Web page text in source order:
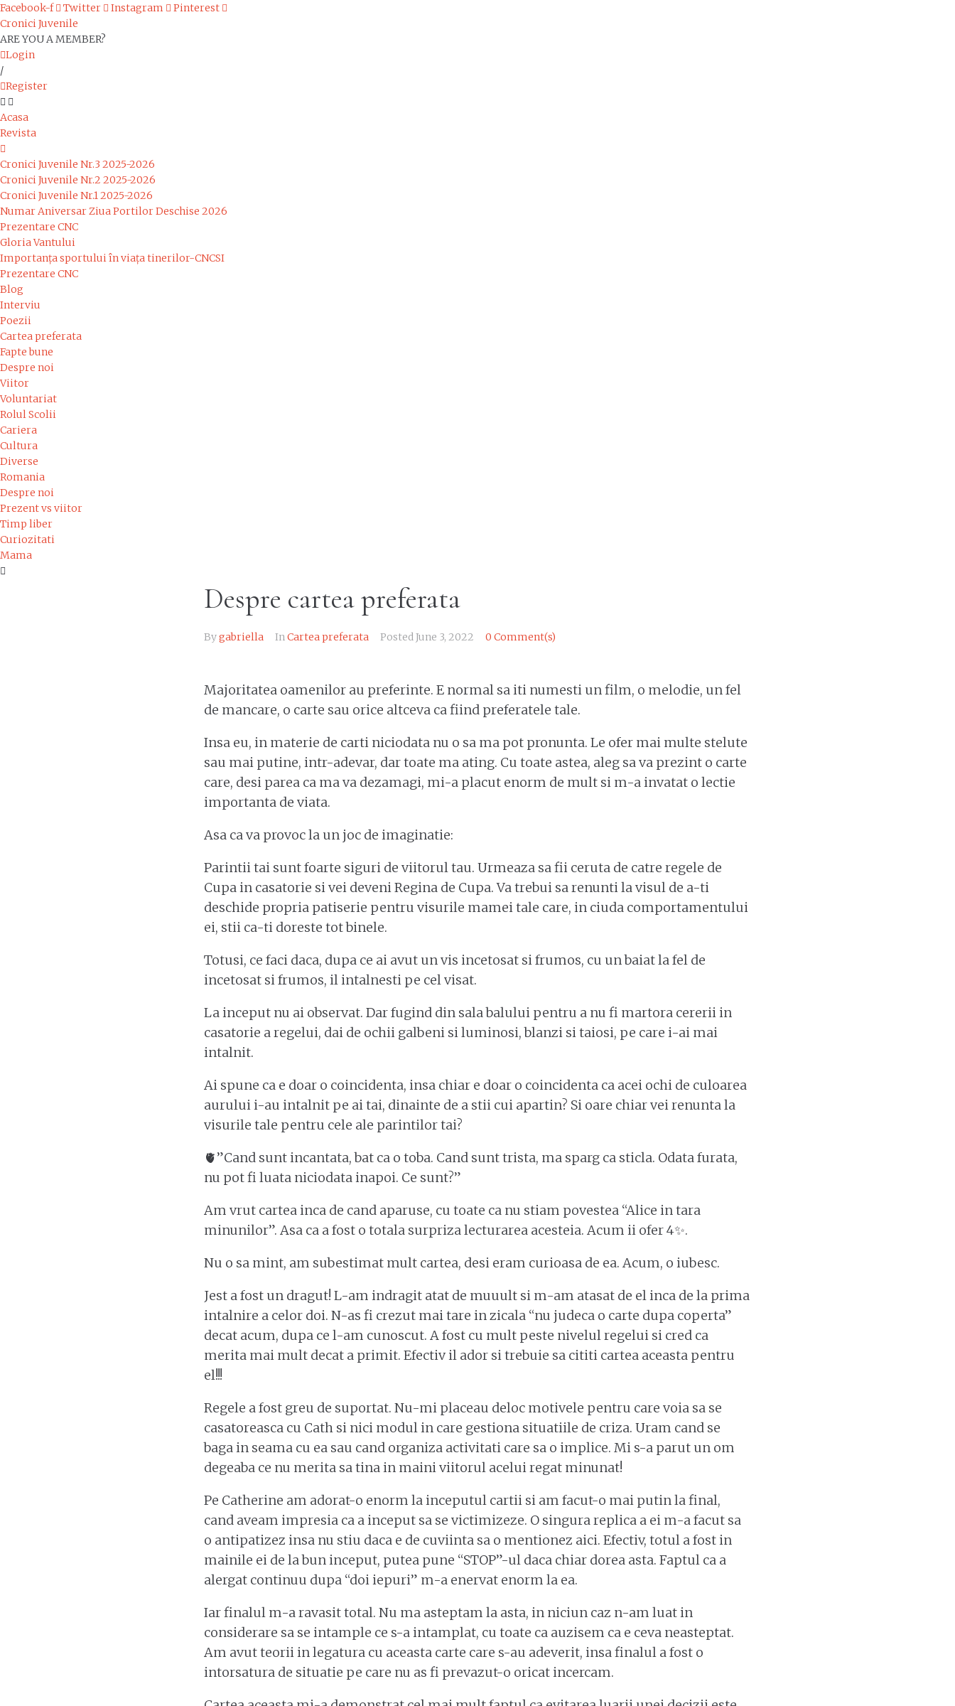
Facebook-f Twitter Instagram
Pinterest
Cronici Juvenile
ARE YOU A MEMBER?
Login
/
Register
Acasa
Revista
Cronici Juvenile Nr.3 2025-2026
Cronici Juvenile Nr.2 2025-2026
Cronici Juvenile Nr.1 2025-2026
Numar Aniversar Ziua Portilor Deschise 2026
Prezentare CNC
Gloria Vantului
Importanța sportului în viața tinerilor-CNCSI
Prezentare CNC
Blog
Interviu
Poezii
Cartea preferata
Fapte bune
Despre noi
Viitor
Voluntariat
Rolul Scolii
Cariera
Cultura
Diverse
Romania
Despre noi
Prezent vs viitor
Timp liber
Curiozitati
Mama
Despre cartea preferata
Bygabriella InCartea preferata PostedJune 3, 2022 0 Comment(s)
Majoritatea oamenilor au preferinte. E normal sa iti numesti un film, o melodie, un fel
de mancare, o carte sau orice altceva ca fiind preferatele tale.
Insa eu, in materie de carti niciodata nu o sa ma pot pronunta. Le ofer mai multe stelute
sau mai putine, intr-adevar, dar toate ma ating. Cu toate astea, aleg sa va prezint o carte
care, desi parea ca ma va dezamagi, mi-a placut enorm de mult si m-a invatat o lectie
importanta de viata.
Asa ca va provoc la un joc de imaginatie:
Parintii tai sunt foarte siguri de viitorul tau. Urmeaza sa fii ceruta de catre regele de
Cupa in casatorie si vei deveni Regina de Cupa. Va trebui sa renunti la visul de a-ti
deschide propria patiserie pentru visurile mamei tale care, in ciuda comportamentului
ei, stii ca-ti doreste tot binele.
Totusi, ce faci daca, dupa ce ai avut un vis incetosat si frumos, cu un baiat la fel de
incetosat si frumos, il intalnesti pe cel visat.
La inceput nu ai observat. Dar fugind din sala balului pentru a nu fi martora cererii in
casatorie a regelui, dai de ochii galbeni si luminosi, blanzi si taiosi, pe care i-ai mai
intalnit.
Ai spune ca e doar o coincidenta, insa chiar e doar o coincidenta ca acei ochi de culoarea
aurului i-au intalnit pe ai tai, dinainte de a stii cui apartin? Si oare chiar vei renunta la
visurile tale pentru cele ale parintilor tai?
🫀”Cand sunt incantata, bat ca o toba. Cand sunt trista, ma sparg ca sticla. Odata furata,
nu pot fi luata niciodata inapoi. Ce sunt?”
Am vrut cartea inca de cand aparuse, cu toate ca nu stiam povestea “Alice in tara
minunilor”. Asa ca a fost o totala surpriza lecturarea acesteia. Acum ii ofer 4✨.
Nu o sa mint, am subestimat mult cartea, desi eram curioasa de ea. Acum, o iubesc.
Jest a fost un dragut! L-am indragit atat de muuult si m-am atasat de el inca de la prima
intalnire a celor doi. N-as fi crezut mai tare in zicala “nu judeca o carte dupa coperta”
decat acum, dupa ce l-am cunoscut. A fost cu mult peste nivelul regelui si cred ca
merita mai mult decat a primit. Efectiv il ador si trebuie sa cititi cartea aceasta pentru
el!!!
Regele a fost greu de suportat. Nu-mi placeau deloc motivele pentru care voia sa se
casatoreasca cu Cath si nici modul in care gestiona situatiile de criza. Uram cand se
baga in seama cu ea sau cand organiza activitati care sa o implice. Mi s-a parut un om
degeaba ce nu merita sa tina in maini viitorul acelui regat minunat!
Pe Catherine am adorat-o enorm la inceputul cartii si am facut-o mai putin la final,
cand aveam impresia ca a inceput sa se victimizeze. O singura replica a ei m-a facut sa
o antipatizez insa nu stiu daca e de cuviinta sa o mentionez aici. Efectiv, totul a fost in
mainile ei de la bun inceput, putea pune “STOP”-ul daca chiar dorea asta. Faptul ca a
alergat continuu dupa “doi iepuri” m-a enervat enorm la ea.
Iar finalul m-a ravasit total. Nu ma asteptam la asta, in niciun caz n-am luat in
considerare sa se intample ce s-a intamplat, cu toate ca auzisem ca e ceva neasteptat.
Am avut teorii in legatura cu aceasta carte care s-au adeverit, insa finalul a fost o
intorsatura de situatie pe care nu as fi prevazut-o oricat incercam.